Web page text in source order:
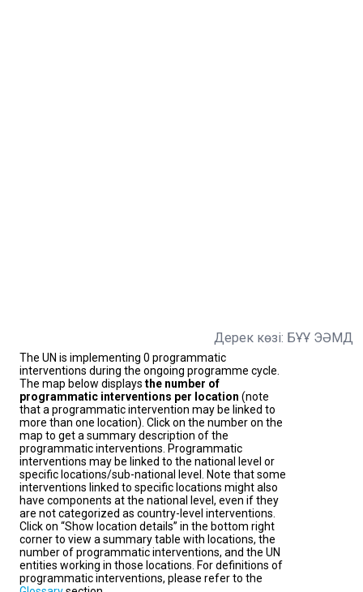
Дерек көзі: БҰҰ ЭӘМД
The UN is implementing 0 programmatic
interventions during the ongoing programme cycle.
The map below displays the number of
programmatic interventions per location (note
that a programmatic intervention may be linked to
more than one location). Click on the number on the
map to get a summary description of the
programmatic interventions. Programmatic
interventions may be linked to the national level or
specific locations/sub-national level. Note that some
interventions linked to specific locations might also
have components at the national level, even if they
are not categorized as country-level interventions.
Click on “Show location details” in the bottom right
corner to view a summary table with locations, the
number of programmatic interventions, and the UN
entities working in those locations. For definitions of
programmatic interventions, please refer to the